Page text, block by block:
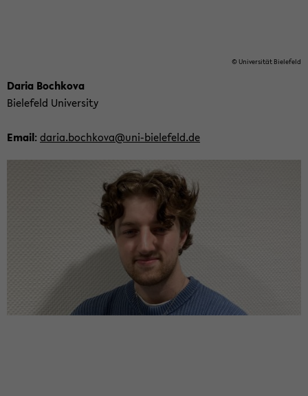
© Uni­ver­sität Biele­feld
Daria Bochkova
Biele­feld Uni­ver­sity
Email: daria.bochkova@uni-​bielefeld.de